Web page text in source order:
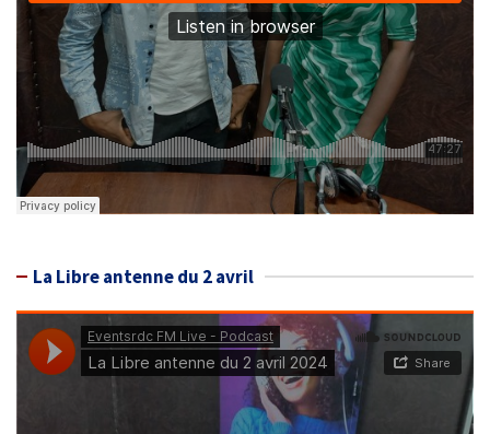
La Libre antenne du 2 avril